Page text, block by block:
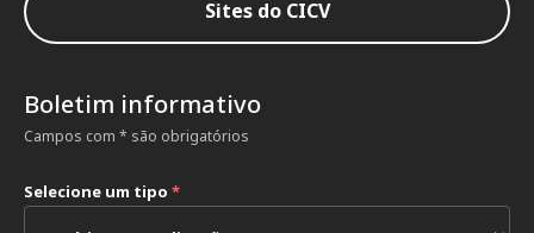
Sites do CICV
Boletim informativo
Campos com * são obrigatórios
Selecione um tipo *